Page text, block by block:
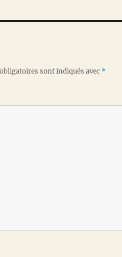
sont indiqués avec *